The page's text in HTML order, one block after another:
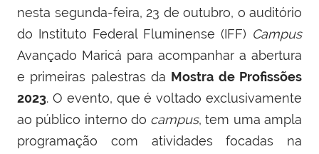
nesta segunda-feira, 23 de outubro, o auditório
do Instituto Federal Fluminense (IFF) Campus
Avançado Maricá para acompanhar a abertura
e primeiras palestras da Mostra de Profissões
2023. O evento, que é voltado exclusivamente
ao público interno do campus, tem uma ampla
programação com atividades focadas na